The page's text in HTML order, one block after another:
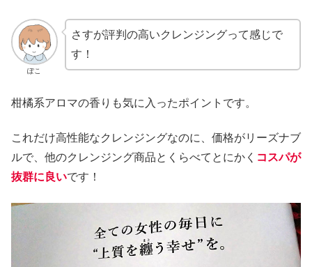
ぽこ
さすが評判の高いクレンジングって感じで
す！
柑橘系アロマの香りも気に入ったポイントです。
これだけ高性能なクレンジングなのに、価格がリーズナブ
ルで、他のクレンジング商品とくらべてとにかく コスパが
抜群に良いです！